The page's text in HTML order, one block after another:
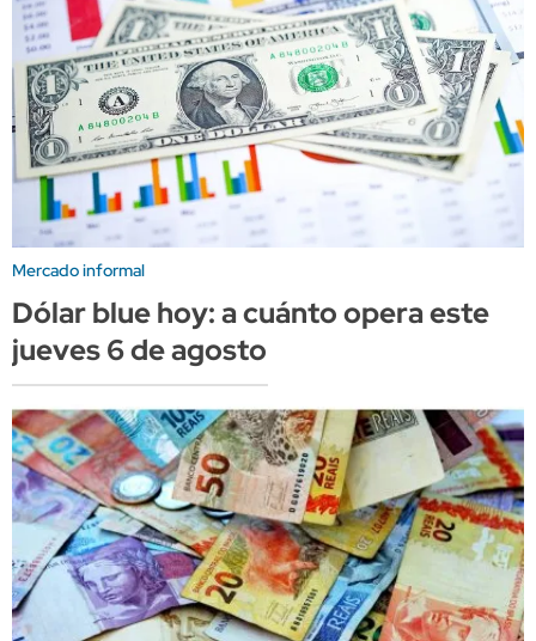
Mercado informal
Dólar blue hoy: a cuánto opera este
jueves 6 de agosto